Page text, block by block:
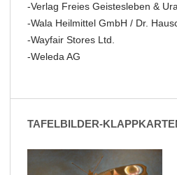
-Verlag Freies Geistesleben &
-Wala Heilmittel GmbH / Dr.
-Wayfair Stores Ltd.
-Weleda AG
TAFELBILDER-